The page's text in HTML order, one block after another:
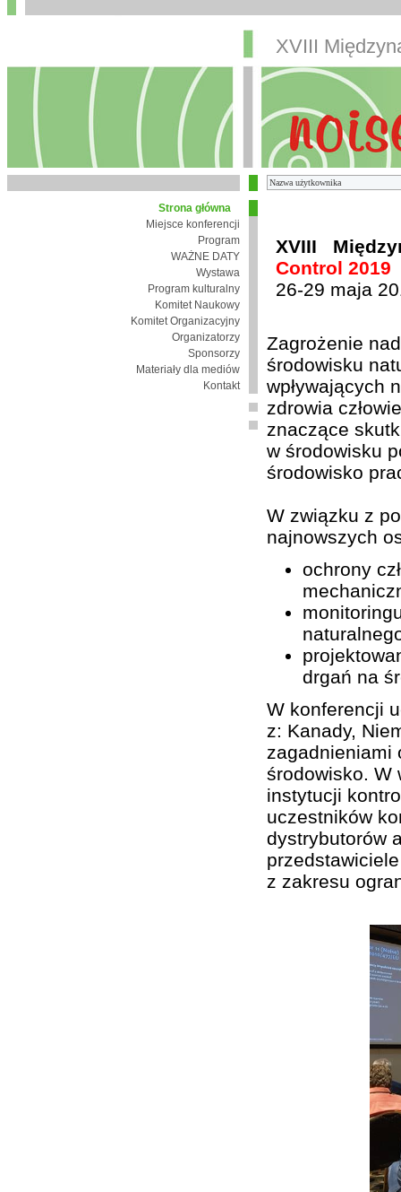
XVIII
Strona główna
Miejsce konferencji
Program
WAŻNE DATY
Wystawa
Program kulturalny
Komitet Naukowy
Komitet Organizacyjny
Organizatorzy
Sponsorzy
Materiały dla mediów
Kontakt
XVIII
Control 2019
26-29 maja
Zagrożenie
środowisku
wpływających
zdrowia
znaczące
w środowisku
środowisko
W związku z
najnowszych
ochrony
drgań na
W konferencji
z: Kanady,
zagadnieniami
środowisko. W
instytucji
uczestników
dystrybutorów
z zakresu